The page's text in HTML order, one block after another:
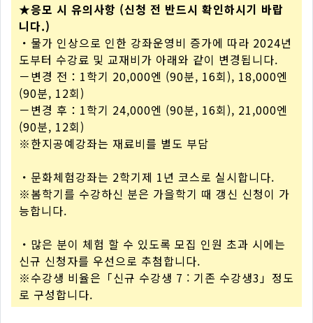
★응모 시 유의사항 (신청 전 반드시 확인하시기 바랍
니다.)
・물가 인상으로 인한 강좌운영비 증가에 따라 2024년
도부터 수강료 및 교재비가 아래와 같이 변경됩니다.
－변경 전：1학기 20,000엔 (90분, 16회), 18,000엔
(90분, 12회)
－변경 후：1학기 24,000엔 (90분, 16회), 21,000엔
(90분, 12회)
※한지공예강좌는 재료비를 별도 부담
・문화체험강좌는 2학기제 1년 코스로 실시합니다.
※봄학기를 수강하신 분은 가을학기 때 갱신 신청이 가
능합니다.
・많은 분이 체험 할 수 있도록 모집 인원 초과 시에는
신규 신청자를 우선으로 추첨합니다.
※수강생 비율은「신규 수강생 7 : 기존 수강생3」정도
로 구성합니다.